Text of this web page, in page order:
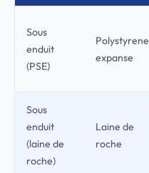
Sous
enduit
(PSE)
Polystyrene
expanse
Sous
enduit
(laine de
roche)
Laine de
roche